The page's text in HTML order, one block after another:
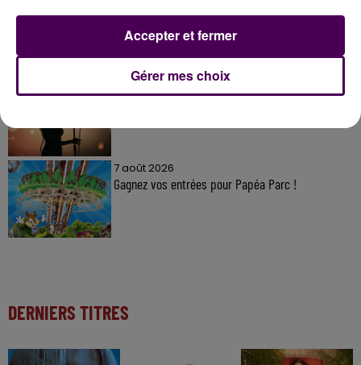
Gagnez vos pass pour le V and B Fest' 2026 !
Inscrivez-vous au casting The Voice & The Voice
7 août 2026
Gagnez vos entrées pour Papéa Parc !
DERNIERS TITRES
Gérer mes choix
Accepter et fermer